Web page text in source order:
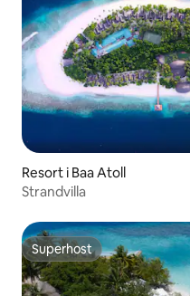
Resort i Baa Atoll
Strandvilla
Superhost
Superhost